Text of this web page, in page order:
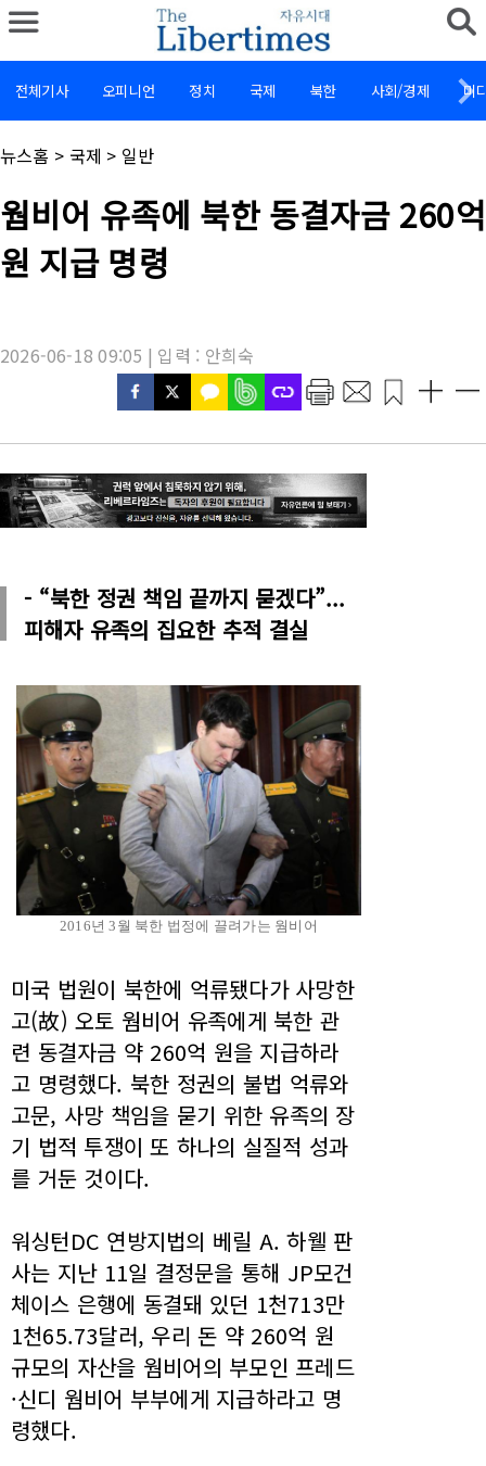
전체기사 오피니언 정치 국제 북한 사회/경제 미
채
널
:
뉴스홈 > 국제 > 일반
기
사
목
웜비어 유족에 북한 동결자금 260억
원 지급 명령
2026-06-18 09:05 | 입력 : 안희숙
- “북한 정권 책임 끝까지 묻겠다”...
피해자 유족의 집요한 추적 결실
2016년 3월 북한 법정에 끌려가는 웜비어
미국 법원이 북한에 억류됐다가 사망한
고(故) 오토 웜비어 유족에게 북한 관
련 동결자금 약 260억 원을 지급하라
고 명령했다. 북한 정권의 불법 억류와
고문, 사망 책임을 묻기 위한 유족의 장
기 법적 투쟁이 또 하나의 실질적 성과
를 거둔 것이다.
워싱턴DC 연방지법의 베릴 A. 하웰 판
사는 지난 11일 결정문을 통해 JP모건
체이스 은행에 동결돼 있던 1천713만
1천65.73달러, 우리 돈 약 260억 원
규모의 자산을 웜비어의 부모인 프레드
·신디 웜비어 부부에게 지급하라고 명
령했다.